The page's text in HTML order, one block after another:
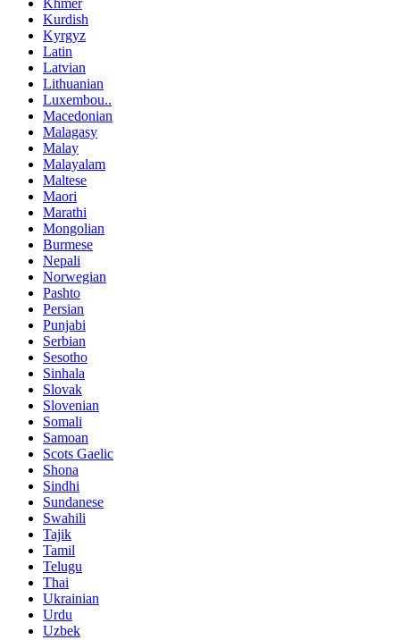
Kurdish
Kyrgyz
Latin
Latvian
Lithuanian
Luxembou..
Macedonian
Malagasy
Malay
Malayalam
Maltese
Maori
Marathi
Mongolian
Burmese
Nepali
Norwegian
Pashto
Persian
Punjabi
Serbian
Sesotho
Sinhala
Slovak
Slovenian
Somali
Samoan
Scots Gaelic
Shona
Sindhi
Sundanese
Swahili
Tajik
Tamil
Telugu
Thai
Ukrainian
Urdu
Uzbek